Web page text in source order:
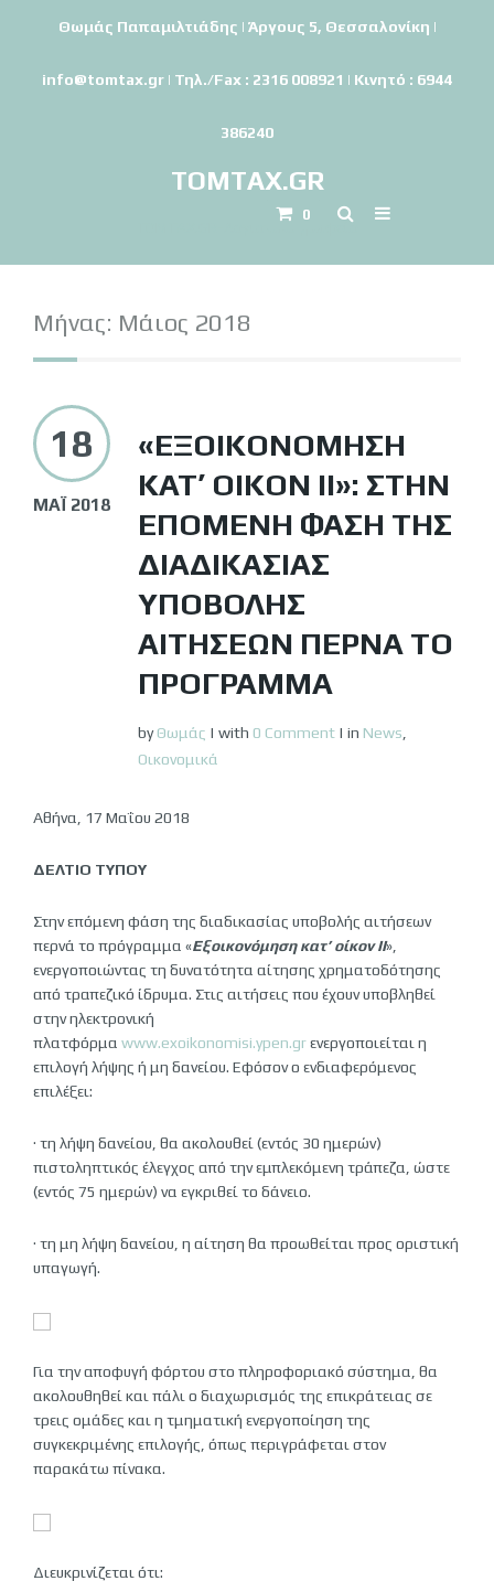
Θωμάς Παπαμιλτιάδης | Άργους 5, Θεσσαλονίκη |
info@tomtax.gr | Τηλ./Fax : 2316 008921 | Κινητό : 6944
386240
0
TOMTAX.GR
TOMTAX.GR-Λογιστικό γραφείο
Μήνας: Μάιος 2018
18
ΜΆΙ 2018
«ΕΞΟΙΚΟΝΌΜΗΣΗ
ΚΑΤ’ ΟΊΚΟΝ ΙΙ»: ΣΤΗΝ
ΕΠΌΜΕΝΗ ΦΆΣΗ ΤΗΣ
ΔΙΑΔΙΚΑΣΊΑΣ
ΥΠΟΒΟΛΉΣ
ΑΙΤΉΣΕΩΝ ΠΕΡΝΆ ΤΟ
ΠΡΌΓΡΑΜΜΑ
byΘωμάς | with 0 Comment | in News
Οικονομικά
Αθήνα, 17 Μαΐου 2018
ΔΕΛΤΙΟ ΤΥΠΟΥ
Στην επόμενη φάση της διαδικασίας υποβολής αιτήσεων
περνά το πρόγραμμα «Εξοικονόμηση κατ’ οίκον ΙΙ»,
ενεργοποιώντας τη δυνατότητα αίτησης χρηματοδότησης
από τραπεζικό ίδρυμα. Στις αιτήσεις που έχουν υποβληθεί
στην ηλεκτρονική
πλατφόρμα www.exoikonomisi.ypen.grενεργοποιείται η
επιλογή λήψης ή μη δανείου. Εφόσον ο ενδιαφερόμενος
επιλέξει:
· τη λήψη δανείου, θα ακολουθεί (εντός 30 ημερών)
πιστοληπτικός έλεγχος από την εμπλεκόμενη τράπεζα, ώστε
(εντός 75 ημερών) να εγκριθεί το δάνειο.
· τη μη λήψη δανείου, η αίτηση θα προωθείται προς οριστική
υπαγωγή.
Για την αποφυγή φόρτου στο πληροφοριακό σύστημα, θα
ακολουθηθεί και πάλι ο διαχωρισμός της επικράτειας σε
τρεις ομάδες και η τμηματική ενεργοποίηση της
συγκεκριμένης επιλογής, όπως περιγράφεται στον
παρακάτω πίνακα.
Διευκρινίζεται ότι: